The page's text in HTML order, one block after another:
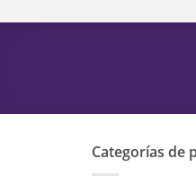
Categorías de